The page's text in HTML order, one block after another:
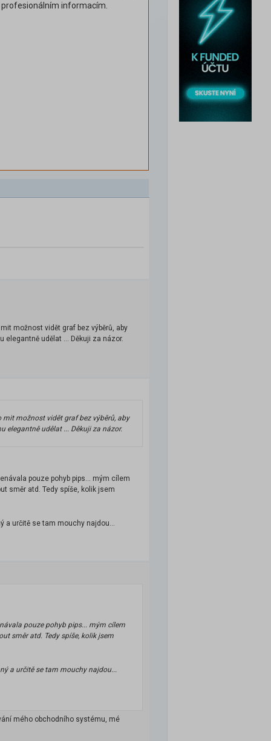
informacím.
možnost vidět graf bez výběrů, aby
udělat ... Děkuji za názor.
možnost vidět graf bez výběrů, aby
elegantně udělat ... Děkuji za názor.
pouze pohyb pips... mým cílem
směr atd. Tedy spíše, kolik jsem
a určitě se tam mouchy najdou...
pouze pohyb pips... mým cílem
směr atd. Tedy spíše, kolik jsem
a určitě se tam mouchy najdou...
mého obchodního systému, mé